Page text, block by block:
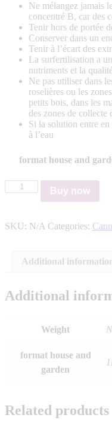
Ne mélangez jamais
concentré B, car des
Tenir hors de portée
Conserver dans un
Tenir à l’écart des
La surfertilisation a
nutriments et la
Ne pas utiliser dans
roselières ou les
petits bois, dans les
des zones de collecte
Si la solution entre
à l’eau
format house and
Coco
A
quantity
Buy now
SKU: N/A Categories:
Additional
Additional
Weight
format house and
garden
Related products